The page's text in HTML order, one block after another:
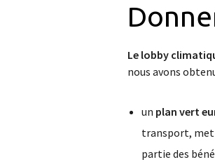
Le lobby
nous avons
un plan vert
transport, met
partie des